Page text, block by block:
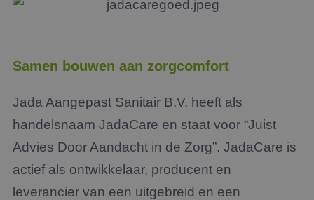
Samen bouwen aan zorgcomfort
Jada Aangepast Sanitair B.V. heeft als
handelsnaam JadaCare en staat voor “Juist
Advies Door Aandacht in de Zorg”. JadaCare is
actief als ontwikkelaar, producent en
leverancier van een uitgebreid en een